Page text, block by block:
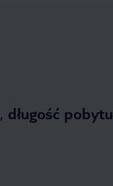
, długość pobytu